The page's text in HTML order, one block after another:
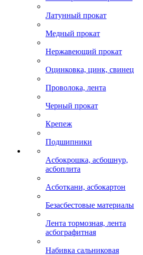
Латунный прокат
Медный прокат
Нержавеющий прокат
Оцинковка, цинк, свинец
Проволока, лента
Черный прокат
Крепеж
Подшипники
Асбокрошка, асбошнур,
асбоплита
Асботкани, асбокартон
Безасбестовые материалы
Лента тормозная, лента
асбографитная
Набивка сальниковая